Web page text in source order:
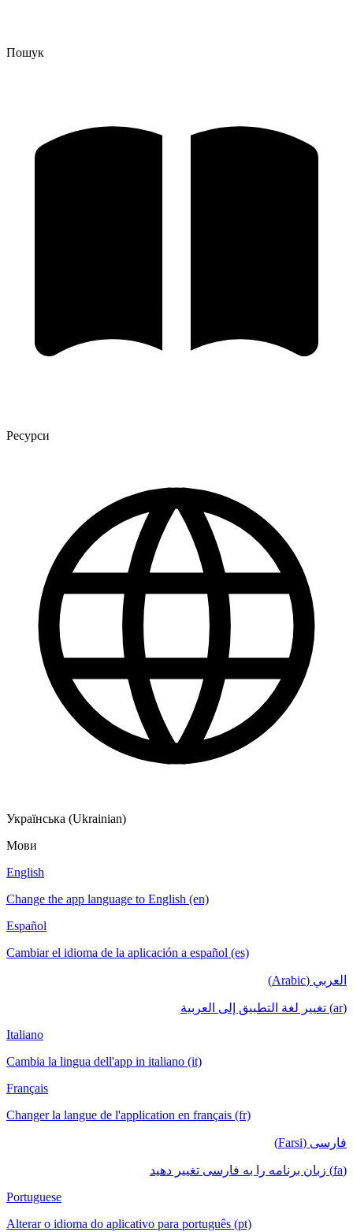
Пошук
Ресурси
Українська (Ukrainian)
Мови
English
Change the app language to English (en)
Español
Cambiar el idioma de la aplicación a español (es)
العربي (Arabic)
(ar) تغيير لغة التطبيق إلى العربية
Italiano
Cambia la lingua dell'app in italiano (it)
Français
Changer la langue de l'application en français (fr)
فارسی (Farsi)
(fa) زبان برنامه را به فارسی تغییر دهید
Portuguese
Alterar o idioma do aplicativo para português (pt)